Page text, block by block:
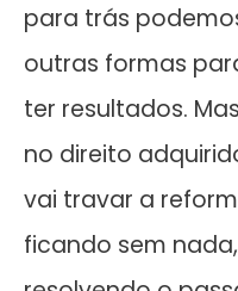
para trás
outras formas
ter resultados.
no direito
vai travar a
ficando sem